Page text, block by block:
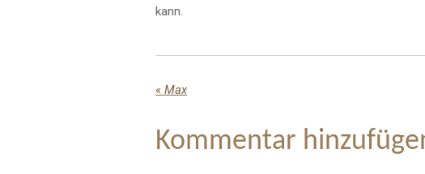
kann.
« Max
Kommentar